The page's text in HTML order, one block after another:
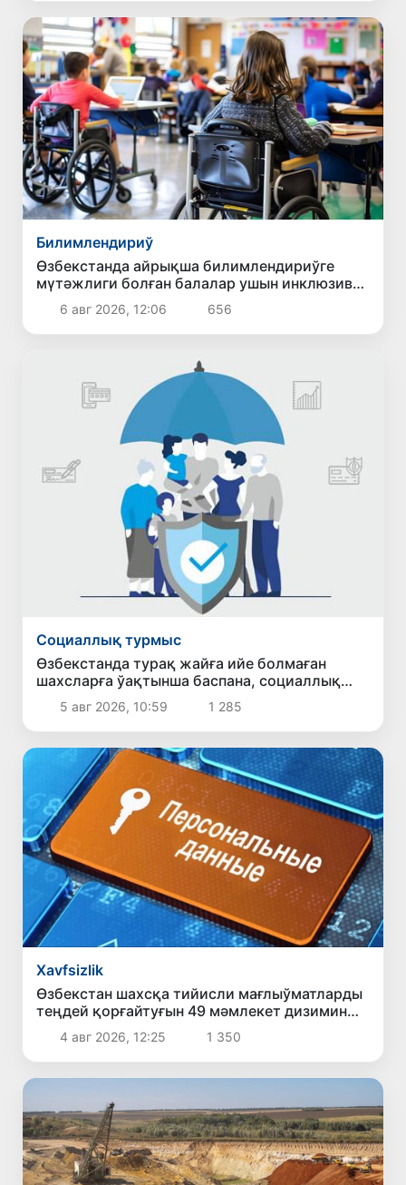
Билимлендириў
Өзбекстанда айрықша билимлендириўге
мүтәжлиги болған балалар ушын инклюзив
билимлендириў системасы
жетилистирилмекте
6 авг 2026, 12:06 656
Социаллық турмыс
Өзбекстанда турақ жайға ийе болмаған
шахсларға ўақтынша баспана, социаллық
жәрдем ҳәм жумысқа жайласыў имканияты
бериледи
5 авг 2026, 10:59 1 285
Xavfsizlik
Өзбекстан шахсқа тийисли мағлыўматларды
теңдей қорғайтуғын 49 мәмлекет дизимин
тастыйықлады
4 авг 2026, 12:25 1 350